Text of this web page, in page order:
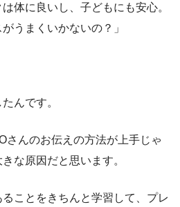
体に良いし、子どもにも安心。
うまくいかないの？」
んです。
さんのお伝えの方法が上手じゃ
な原因だと思います。
ことをきちんと学習して、プレ